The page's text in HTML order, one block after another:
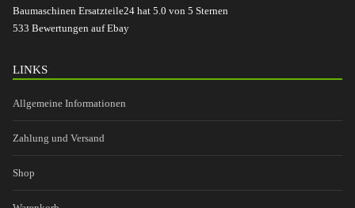
Baumaschinen Ersatzteile24 hat 5.0 von 5 Sternen
533 Bewertungen auf Ebay
LINKS
Allgemeine Informationen
Zahlung und Versand
Shop